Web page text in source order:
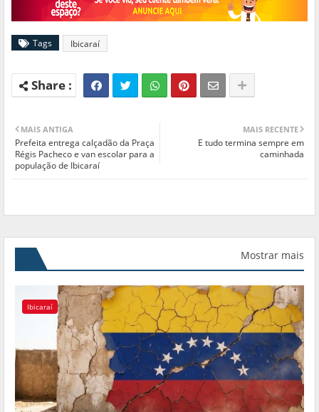
Tags Ibicaraí
MAIS RECENTE
E tudo termina sempre em
caminhada
MAIS ANTIGA
Prefeita entrega calçadão da Praça
Régis Pacheco e van escolar para a
população de Ibicaraí
Mostrar mais
Ibicaraí